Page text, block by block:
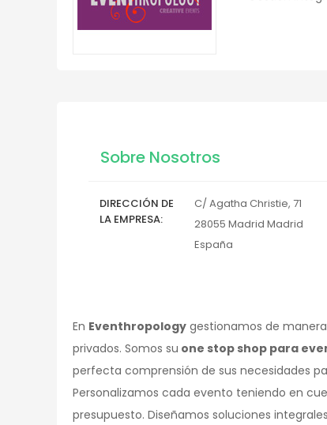
Sobre Nosotros
DIRECCIÓN DE
LA EMPRESA
C/ Agatha Christie, 71
28055 Madrid Madrid
España
En Eventhropology gestionamos de
privados. Somos su one stop shop para
perfecta comprensión de sus necesidades
Personalizamos cada evento teniendo en
presupuesto. Diseñamos soluciones